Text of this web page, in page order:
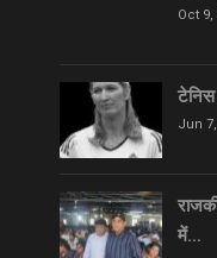
Oct 9,
टेनिस
Jun
में…